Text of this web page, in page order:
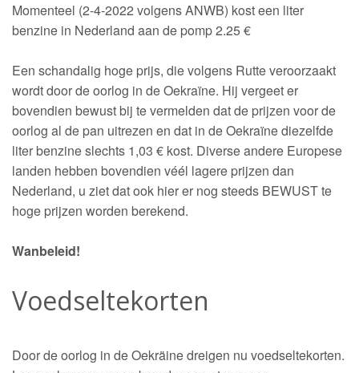
Momenteel (2-4-2022 volgens ANWB) kost een liter
benzine in Nederland aan de pomp 2.25 €
Een schandalig hoge prijs, die volgens Rutte veroorzaakt
wordt door de oorlog in de Oekraïne. Hij vergeet er
bovendien bewust bij te vermelden dat de prijzen voor de
oorlog al de pan uitrezen en dat in de Oekraïne diezelfde
liter benzine slechts 1,03 € kost. Diverse andere Europese
landen hebben bovendien véél lagere prijzen dan
Nederland, u ziet dat ook hier er nog steeds BEWUST te
hoge prijzen worden berekend.
Wanbeleid!
Voedseltekorten
Door de oorlog in de Oekräine dreigen nu voedseltekorten.